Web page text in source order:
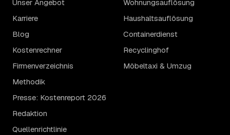
Unser Angebot
Karriere
Blog
Kostenrechner
Firmenverzeichnis
Methodik
Presse: Kostenreport 2026
Redaktion
Quellenrichtlinie
Wohnungsauflösung
Haushaltsauflösung
Containerdienst
Recyclinghof
Möbeltaxi & Umzug